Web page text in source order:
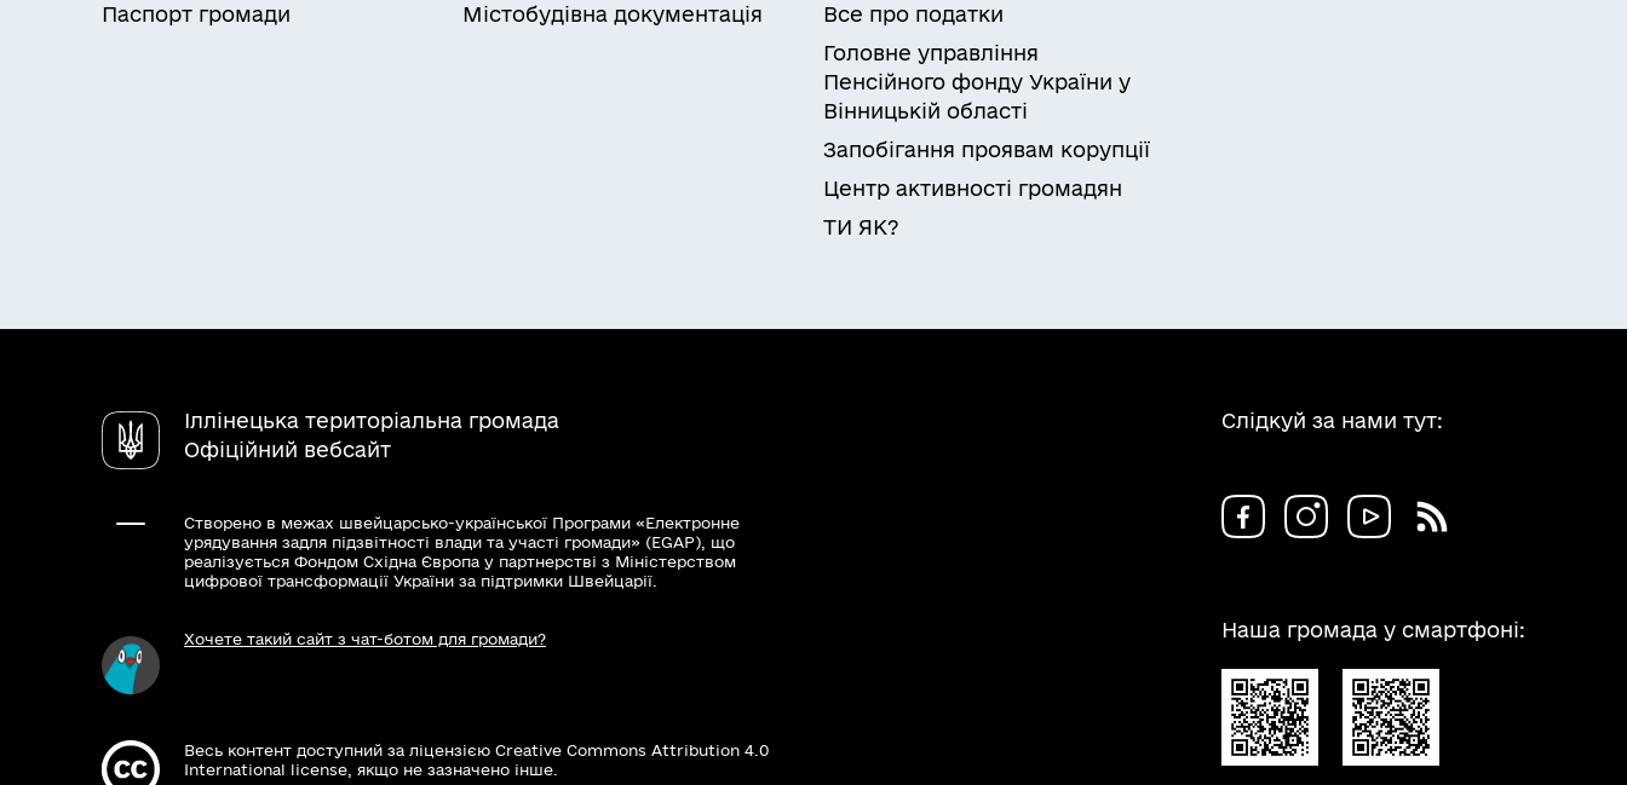
Паспорт громади
Містобудівна документація
Все про податки
Головне управління
Пенсійного фонду України у
Вінницькій області
Запобігання проявам корупції
Центр активності громадян
ТИ ЯК?
Іллінецька територіальна громада
Офіційний вебсайт
Створено в межах швейцарсько-української Програми «Електронне
урядування задля підзвітності влади та участі громади» (EGAP), що
реалізується Фондом Східна Європа у партнерстві з Міністерством
цифрової трансформації України за підтримки Швейцарії.
Хочете такий сайт з чат-ботом для громади?
Весь контент доступний за ліцензією Creative Commons Attribution 4.0
International license, якщо не зазначено інше.
Слідкуй за нами тут:
Наша громада у смартфоні: